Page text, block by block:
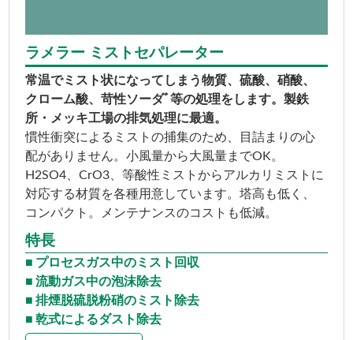
ラメラー ミストセパレーター
常温でミスト状になってしまう物質、硫酸、硝酸、
クローム酸、苛性ソーダﾞ等の処理をします。製鉄
所・メッキ工場の排気処理に最適。
慣性衝突によるミストの捕集のため、目詰まりの心
配がありません。小風量から大風量までOK。
H2SO4、CrO3、等酸性ミストからアルカリミストに
対応する材質を各種用意しています。塔高も低く、
コンパクト。メンテナンスのコストも低減。
特長
プロセスガス中のミスト回収
流動ガス中の泡沫除去
排煙脱硫脱粉硝のミスト除去
乾式によるダスト除去